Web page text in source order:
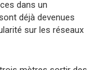
dans un
déjà devenues
sur les réseaux